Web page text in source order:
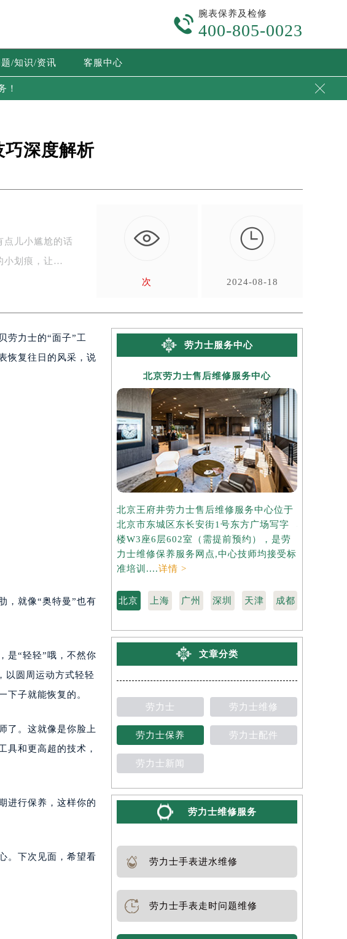

腕表保养及检修
400-805-0023
题/知识/资讯 客服中心
！ 
巧深度解析
点儿小尴尬的话
小划痕，让…
次

2024-08-18
劳力士的“面子”工
恢复往日的风采，说
，就像“奥特曼”也有
是“轻轻”哦，不然你
以圆周运动方式轻轻
下子就能恢复的。
了。这就像是你脸上
具和更高超的技术，
进行保养，这样你的
。下次见面，希望看
劳力士服务中心
北京劳力士售后维修服务中心
北京王府井劳力士售后维修服务中心位于
北京市东城区东长安街1号东方广场写字
楼W3座6层602室（需提前预约），是劳
力士维修保养服务网点,中心技师均接受标
准培训....详情 >
北京 上海 广州 深圳 天津 成都
文章分类
劳力士 劳力士维修
劳力士保养 劳力士配件
劳力士新闻
劳力士维修服务
劳力士手表进水维修
劳力士手表走时问题维修